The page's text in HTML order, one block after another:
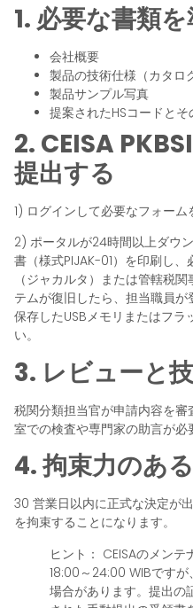
1. 必要な書類
会社概要
製品の技術仕様（カタロ
製品サンプル写真
提案されたHSコードとそ
2. CEISA
提出する
1) ログインして必要なフォーム
2) ポータルが24時間以上ダウ
書（様式PIJAK-01）を印刷し
（ジャカルタ）または管轄税
テムが復旧したら、担当職員
保存したUSBメモリまたはフラ
い。
3. レビューと
税関分類担当官が申請内容を
室での検査や専門家の助言が必
4. 拘束力のあ
30 営業日以内に正式な決定が
を拘束することになります。
ヒント： CEISAのメン
18:00～24:00 WIBです
場合があります。提出の